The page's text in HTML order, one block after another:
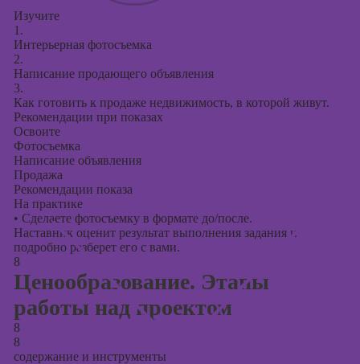
Изучите
1.
Интерьерная фотосъемка
2.
Написание продающего объявления
3.
Как готовить к продаже недвижимость, в которой живут.
Рекомендации при показах
Освоите
Фотосъемка
Написание объявления
Продажа
Рекомендации показа
На практике
• Сделаете фотосъемку в формате до/после.
Наставник оценит результат выполнения задания и
подробно разберет его с вами.
8
Ценообразование. Этапы
работы над проектом
8
8
содержание и инструменты